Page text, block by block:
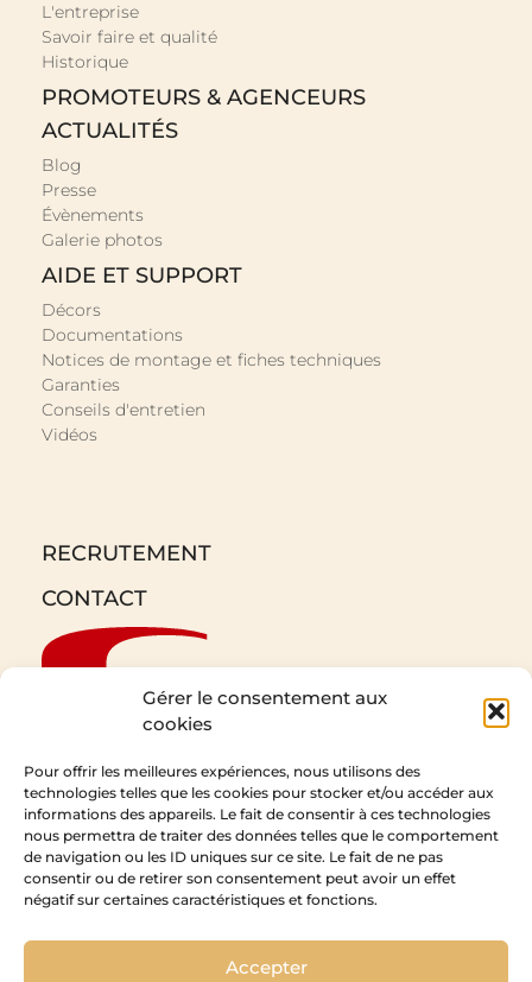
Gérer le consentement aux
cookies
Pour offrir les meilleures expériences, nous utilisons des
technologies telles que les cookies pour stocker et/ou accéder aux
informations des appareils. Le fait de consentir à ces technologies
nous permettra de traiter des données telles que le comportement
de navigation ou les ID uniques sur ce site. Le fait de ne pas
consentir ou de retirer son consentement peut avoir un effet
négatif sur certaines caractéristiques et fonctions.
Accepter
L'entreprise
Savoir faire et qualité
Historique
PROMOTEURS & AGENCEURS
ACTUALITÉS
Blog
Presse
Évènements
Galerie photos
AIDE ET SUPPORT
Décors
Documentations
Notices de montage et fiches techniques
Garanties
Conseils d'entretien
Vidéos
RECRUTEMENT
CONTACT
CEDAM
1 Rue de l’Expansion
67210 Obernai